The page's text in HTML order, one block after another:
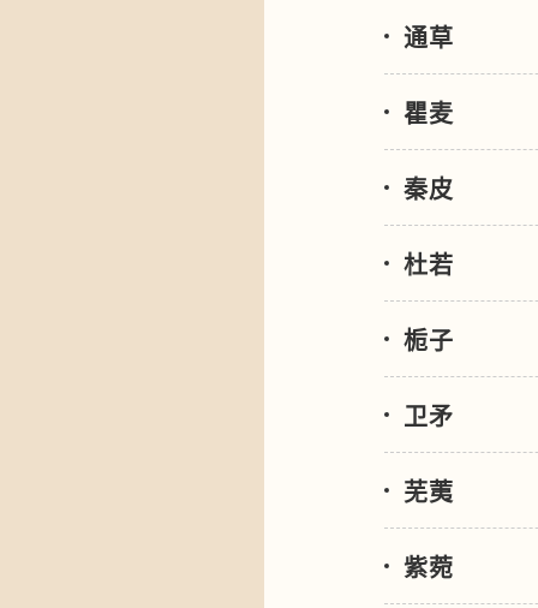
通草
瞿麦
秦皮
杜若
栀子
卫矛
芜荑
紫菀